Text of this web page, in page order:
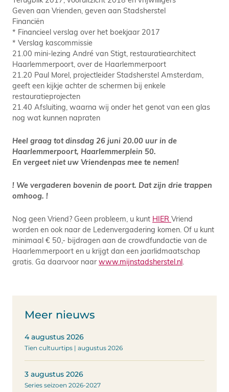
Geven aan Vrienden, geven aan Stadsherstel
Financiën
* Financieel verslag over het boekjaar 2017
* Verslag kascommissie
21.00 mini-lezing André van Stigt, restauratiearchitect
Haarlemmerpoort, over de Haarlemmerpoort
21.20 Paul Morel, projectleider Stadsherstel Amsterdam,
geeft een kijkje achter de schermen bij enkele
restauratieprojecten
21.40 Afsluiting, waarna wij onder het genot van een glas
nog wat kunnen napraten
Heel graag tot dinsdag 26 juni 20.00 uur in de
Haarlemmerpoort, Haarlemmerplein 50.
En vergeet niet uw Vriendenpas mee te nemen!
! We vergaderen bovenin de poort. Dat zijn drie trappen
omhoog. !
Nog geen Vriend? Geen probleem, u kunt HIER Vriend
worden en ook naar de Ledenvergadering komen. Of u kunt
minimaal € 50,- bijdragen aan de crowdfundactie van de
Haarlemmerpoort en u krijgt dan een jaarlidmaatschap
gratis. Ga daarvoor naarwww.mijnstadsherstel.nl
Meer nieuws
4 augustus 2026
Tien cultuurtips | augustus 2026
3 augustus 2026
Series seizoen 2026-2027